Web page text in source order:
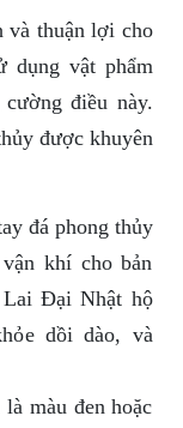
và thuận lợi cho
dụng vật phẩm
điều này.
được khuyên
đá phong thủy
khí cho bản
Đại Nhật hộ
dồi dào, và
màu đen hoặc